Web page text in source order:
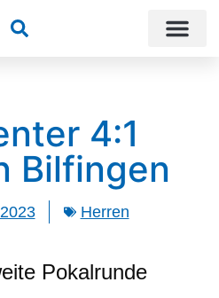
Suchen
4:1
Bilfingen
Herren
Pokalrunde